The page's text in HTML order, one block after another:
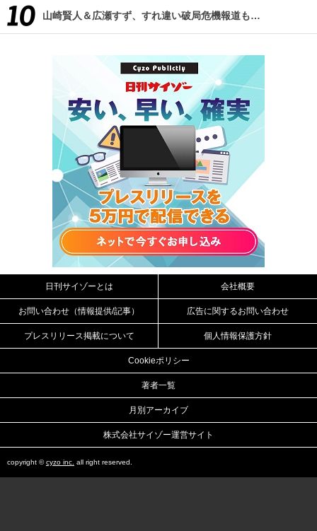
山崎賢人＆広瀬すず、すれ違い破局危機報道も…
日刊サイゾーとは 会社概要
お問い合わせ（情報提供/記事） 広告に関するお問い合わせ
プレスリリース掲載について 個人情報保護方針
Cookieポリシー
著者一覧
月別アーカイブ
株式会社サイゾー運営サイト
copyright ©cyzo inc. all right reserved.